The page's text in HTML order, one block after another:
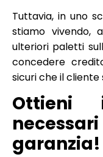
Tuttavia, in uno
stiamo vivendo,
ulteriori paletti
concedere
sicuri che il cliente
Ottieni
garanzia!